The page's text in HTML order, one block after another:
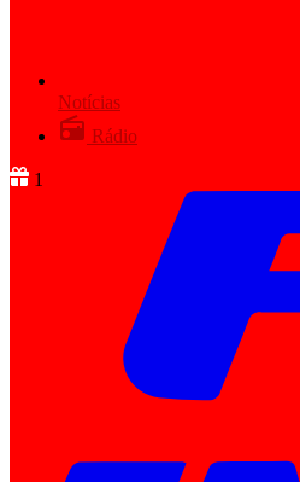
Notícias
Rádio
1